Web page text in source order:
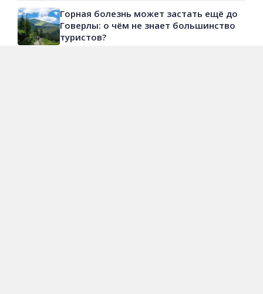
Горная болезнь может застать ещё до
Говерлы: о чём не знает большинство
туристов?